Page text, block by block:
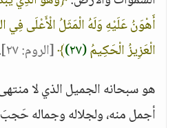
أَهْوَنُ عَلَيْهِ وَلَهُ الْمَثَلُ الْأَعْلَى
الْعَزِيزُ الْحَكِيمُ(٢٧) ﴾[الروم: ٢٧]
هو سبحانه الجميل الذي لا
أجمل منه، ولجلاله وجماله حَجبَ